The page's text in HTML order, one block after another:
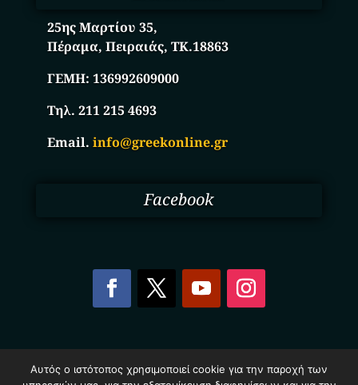
25ης Μαρτίου 35,
Πέραμα, Πειραιάς, ΤΚ.18863
ΓΕΜΗ:136992609000
Τηλ. 211 215 4693
Email.info@greekonline.gr
Facebook
Επιχειρήσεων Ελλάδας – Greekonline.gr. All Rights
Αυτός ο ιστότοπος χρησιμοποιεί cookie για την παροχή των